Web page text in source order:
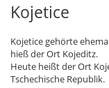
Kojetice
Kojetice gehörte
hieß der Ort Kojeditz.
Heute heißt der Ort
Tschechische Republik.